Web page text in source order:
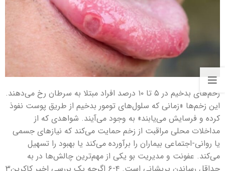
زخم‌های بدخیم در ۵ تا ۱۰ درصد افراد مبتلا به سرطان رخ می‌دهند.
این زخم‌ها «زمانی که سلول‌های تومور بدخیم از طریق پوست نفوذ
کرده و فرسایش می‌یابند» به وجود می‌آیند. شواهدی که از
مداخلات محلی مراقبت از زخم حمایت می‌کند که نیازهای جسمی
یا روانی-اجتماعی بیماران را برآورده می‌کند یا بهبود را تسهیل
می‌کند. عفونت و مدیریت بو یکی از مهم‌ترین چالش‌ها در به